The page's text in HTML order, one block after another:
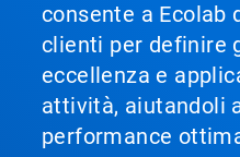
consente a Ecolab
clienti per definire
eccellenza e
attività, aiutandoli
performance